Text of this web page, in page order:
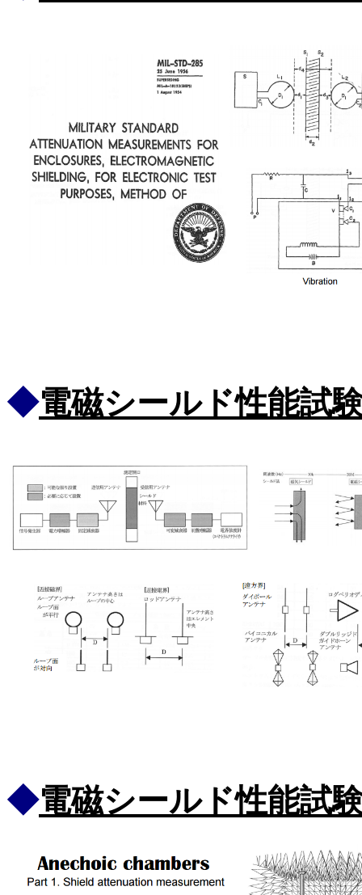
◆電磁シールド性能試
◆電磁シールド性能試